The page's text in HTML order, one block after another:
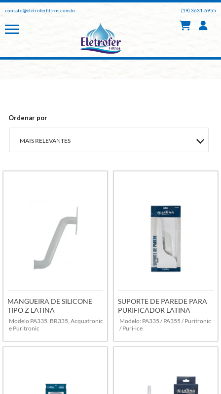
contato@eletroferfiltros.com.br (19) 3631-6955
Ordenar por
MAIS RELEVANTES
MANGUEIRA DE SILICONE
TIPO Z LATINA
Modelo PA335, BR335, Acquatronic
e Puritronic
SUPORTE DE PAREDE PARA
PURIFICADOR LATINA
Modelo: PA335 / PA355 / Puritronic
/ Puri-ice
VER MAIS